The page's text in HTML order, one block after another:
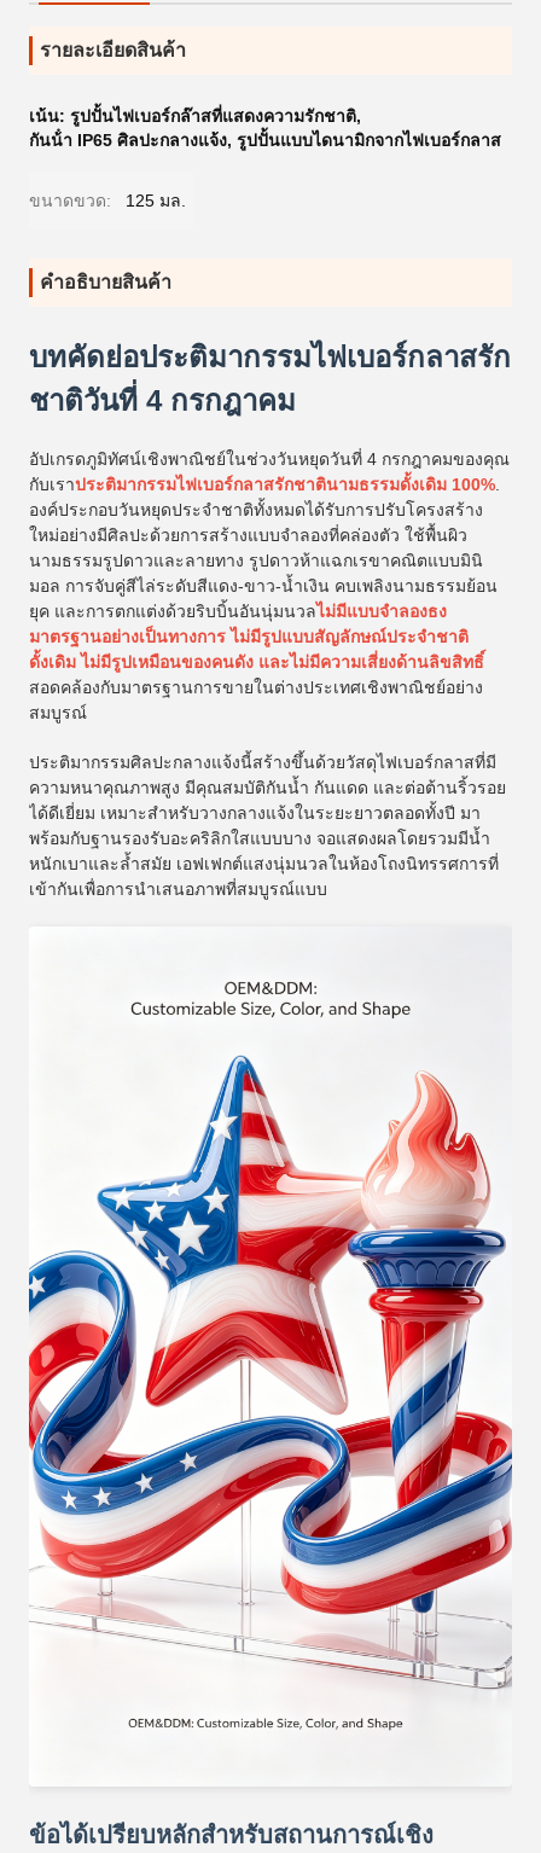
รายละเอียดสินค้า
เน้น: รูปปั้นไฟเบอร์กล๊าสที่แสดงความรักชาติ,
กันน้ํา IP65 ศิลปะกลางแจ้ง, รูปปั้นแบบไดนามิกจากไฟเบอร์กลาส
ขนาดขวด: 125 มล.
คําอธิบายสินค้า
บทคัดย่อประติมากรรมไฟเบอร์กลาสรัก
ชาติวันที่ 4 กรกฎาคม
อัปเกรดภูมิทัศน์เชิงพาณิชย์ในช่วงวันหยุดวันที่ 4 กรกฎาคมของคุณ
กับเราประติมากรรมไฟเบอร์กลาสรักชาตินามธรรมดั้งเดิม 100%.
องค์ประกอบวันหยุดประจำชาติทั้งหมดได้รับการปรับโครงสร้าง
ใหม่อย่างมีศิลปะด้วยการสร้างแบบจำลองที่คล่องตัว ใช้พื้นผิว
นามธรรมรูปดาวและลายทาง รูปดาวห้าแฉกเรขาคณิตแบบมินิ
มอล การจับคู่สีไล่ระดับสีแดง-ขาว-น้ำเงิน คบเพลิงนามธรรมย้อน
ยุค และการตกแต่งด้วยริบบิ้นอันนุ่มนวลไม่มีแบบจำลองธง
มาตรฐานอย่างเป็นทางการ ไม่มีรูปแบบสัญลักษณ์ประจำชาติ
ดั้งเดิม ไม่มีรูปเหมือนของคนดัง และไม่มีความเสี่ยงด้านลิขสิทธิ์
สอดคล้องกับมาตรฐานการขายในต่างประเทศเชิงพาณิชย์อย่าง
สมบูรณ์
ประติมากรรมศิลปะกลางแจ้งนี้สร้างขึ้นด้วยวัสดุไฟเบอร์กลาสที่มี
ความหนาคุณภาพสูง มีคุณสมบัติกันน้ำ กันแดด และต่อต้านริ้วรอย
ได้ดีเยี่ยม เหมาะสำหรับวางกลางแจ้งในระยะยาวตลอดทั้งปี มา
พร้อมกับฐานรองรับอะคริลิกใสแบบบาง จอแสดงผลโดยรวมมีน้ำ
หนักเบาและล้ำสมัย เอฟเฟกต์แสงนุ่มนวลในห้องโถงนิทรรศการที่
เข้ากันเพื่อการนำเสนอภาพที่สมบูรณ์แบบ
ข้อได้เปรียบหลักสำหรับสถานการณ์เชิง